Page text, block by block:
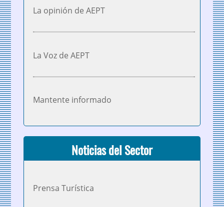
La opinión de AEPT
La Voz de AEPT
Mantente informado
Noticias del Sector
Prensa Turística